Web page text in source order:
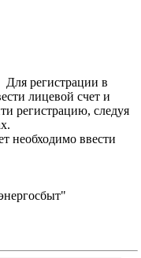
регистрации в
лицевой счет и
регистрацию, следуя
окнах.
ввести
и пароль.